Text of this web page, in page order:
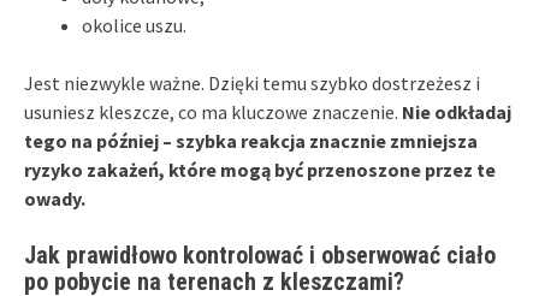
okolice uszu.
Jest niezwykle ważne. Dzięki temu szybko dostrzeżesz i
usuniesz kleszcze, co ma kluczowe znaczenie. Nie odkładaj
tego na później – szybka reakcja znacznie zmniejsza
ryzyko zakażeń, które mogą być przenoszone przez te
owady.
Jak prawidłowo kontrolować i obserwować ciało
po pobycie na terenach z kleszczami?